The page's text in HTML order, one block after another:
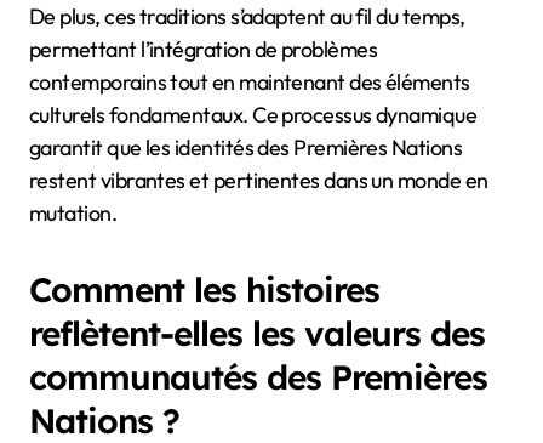
De plus, ces traditions s’adaptent au fil du temps,
permettant l’intégration de problèmes
contemporains tout en maintenant des éléments
culturels fondamentaux. Ce processus dynamique
garantit que les identités des Premières Nations
restent vibrantes et pertinentes dans un monde en
mutation.
Comment les histoires
reflètent-elles les valeurs des
communautés des Premières
Nations ?